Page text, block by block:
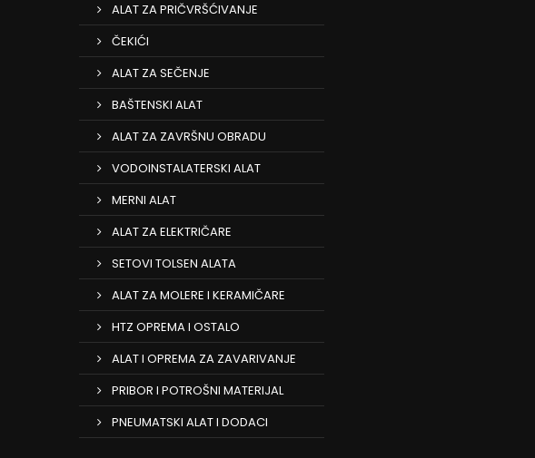
ALAT ZA PRIČVRŠĆIVANJE
ČEKIĆI
ALAT ZA SEČENJE
BAŠTENSKI ALAT
ALAT ZA ZAVRŠNU OBRADU
VODOINSTALATERSKI ALAT
MERNI ALAT
ALAT ZA ELEKTRIČARE
SETOVI TOLSEN ALATA
ALAT ZA MOLERE I KERAMIČARE
HTZ OPREMA I OSTALO
ALAT I OPREMA ZA ZAVARIVANJE
PRIBOR I POTROŠNI MATERIJAL
PNEUMATSKI ALAT I DODACI